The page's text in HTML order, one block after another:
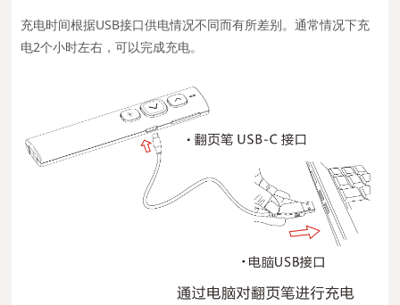
充电时间根据USB接口供电情况不同而有所差别。通常情况下充
电2个小时左右，可以完成充电。